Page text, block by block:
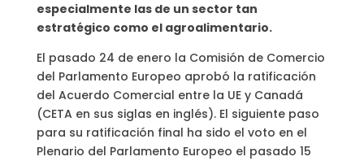
especialmente las de un sector tan
estratégico como el agroalimentario.
El pasado 24 de enero la Comisión de Comercio
del Parlamento Europeo aprobó la ratificación
del Acuerdo Comercial entre la UE y Canadá
(CETA en sus siglas en inglés). El siguiente paso
para su ratificación final ha sido el voto en el
Plenario del Parlamento Europeo el pasado 15